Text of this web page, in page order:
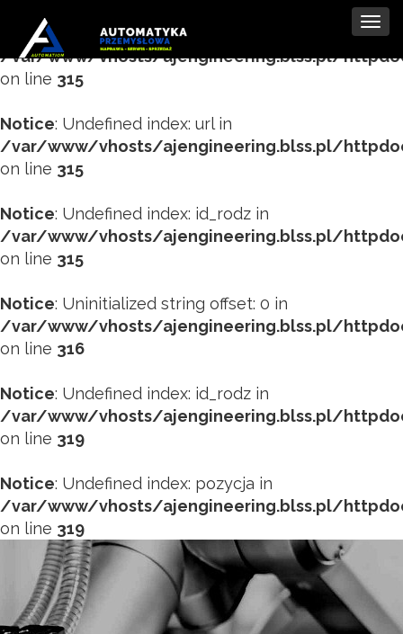
Notice: Undefined index: tytul in
/var/www/vhosts/ajengineering.blss.pl/
on line 315
Notice: Undefined index: url in
/var/www/vhosts/ajengineering.blss.pl/
on line 315
Notice: Undefined index: id_rodz in
/var/www/vhosts/ajengineering.blss.pl/
on line 315
Notice: Uninitialized string offset: 0 in
/var/www/vhosts/ajengineering.blss.pl/
on line 316
Notice: Undefined index: id_rodz in
/var/www/vhosts/ajengineering.blss.pl/
on line 319
Notice: Undefined index: pozycja in
/var/www/vhosts/ajengineering.blss.pl/
on line 319